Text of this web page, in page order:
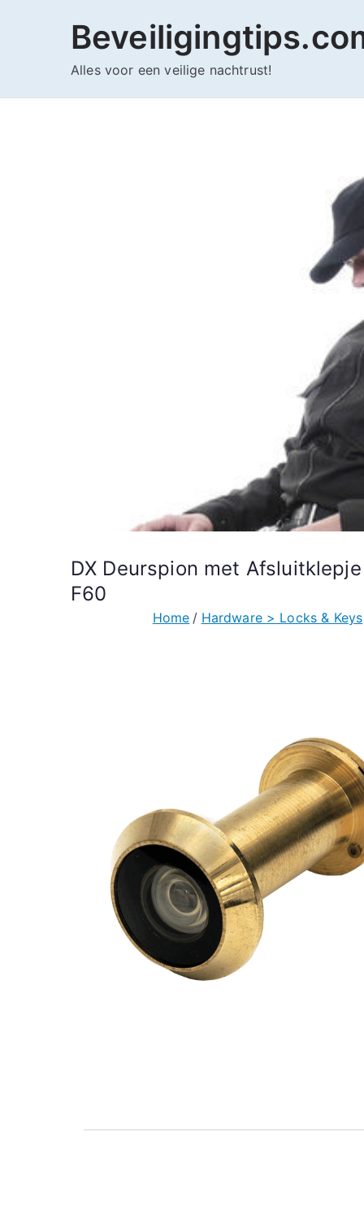
Alles voor een veilige nachtrust!
DX Deurspion met
F60
Home Hardware > Locks & Keys